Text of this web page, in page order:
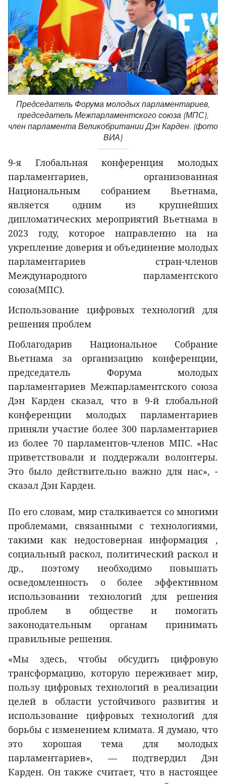
Председатель Форума молодых парламентариев,
председатель Межпарламентского союза (МПС),
член парламента Великобритании Дэн Карден. (фото
ВИА)
9-я Глобальная конференция молодых
парламентариев, организованная
Национальным собранием Вьетнама,
является одним из крупнейших
дипломатических мероприятий Вьетнама в
2023 году, которое направленно на на
укрепление доверия и объединение молодых
парламентариев стран-членов
Международного парламентского
союза(МПС).
Использование цифровых технологий для
решения проблем
Поблагодарив Национальное Собрание
Вьетнама за организацию конференции,
председатель Форума молодых
парламентариев Межпарламентского союза
Дэн Карден сказал, что в 9-й глобальной
конференции молодых парламентариев
приняли участие более 300 парламентариев
из более 70 парламентов-членов МПС. «Нас
приветствовали и поддержали волонтеры.
Это было действительно важно для нас», -
сказал Дэн Карден.
По его словам, мир сталкивается со многими
проблемами, связанными с технологиями,
такими как недостоверная информация ,
социальный раскол, политический раскол и
др., поэтому необходимо повышать
осведомленность о более эффективном
использовании технологий для решения
проблем в обществе и помогать
законодательным органам принимать
правильные решения.
«Мы здесь, чтобы обсудить цифровую
трансформацию, которую переживает мир,
пользу цифровых технологий в реализации
целей в области устойчивого развития и
использование цифровых технологий для
борьбы с изменением климата. Я думаю, что
это хорошая тема для молодых
парламентариев», — подтвердил Дэн
Карден. Он также считает, что в настоящее